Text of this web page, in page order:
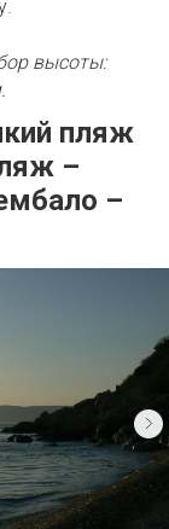
высоты:
пляж
–
–